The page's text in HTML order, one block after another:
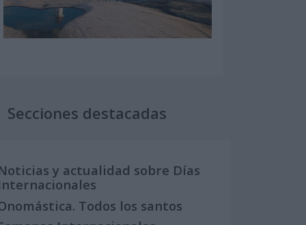
Secciones destacadas
y actualidad sobre Días
Todos los santos